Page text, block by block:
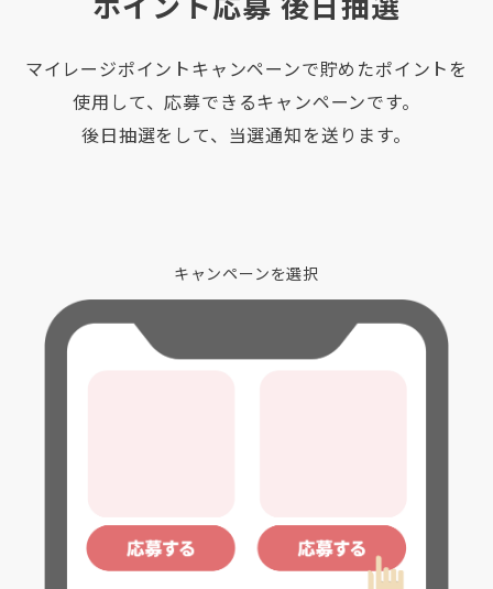
マイレージポイントキャンペーンで貯めたポイントを
使用して、応募できるキャンペーンです。
後日抽選をして、当選通知を送ります。
キャンペーンを選択